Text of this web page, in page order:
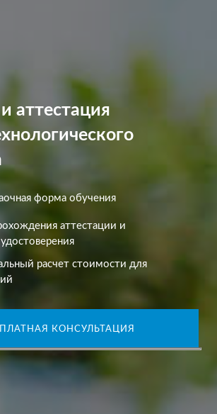
аттестация
форма обучения
аттестации и
расчет стоимости для
КОНСУЛЬТАЦИЯ